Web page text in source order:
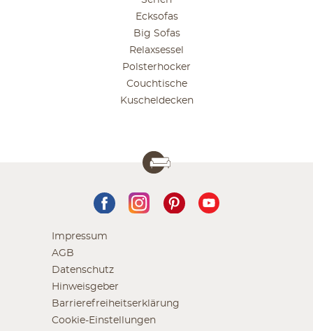
Ecksofas
Big Sofas
Relaxsessel
Polsterhocker
Couchtische
Kuscheldecken
Impressum
AGB
Datenschutz
Hinweisgeber
Barrierefreiheitserklärung
Cookie-Einstellungen